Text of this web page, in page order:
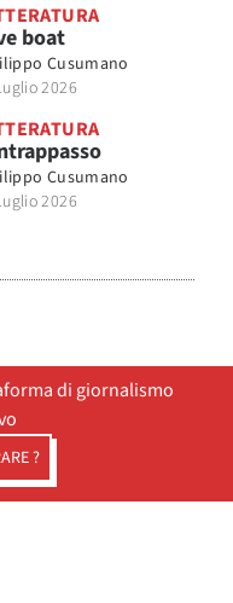
boat
Cusumano
2026
Cusumano
2026
di giornalismo
?